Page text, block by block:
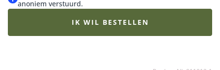
anoniem verstuurd.
IK WIL BESTELLEN